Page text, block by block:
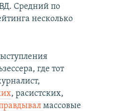
Средний по
несколько
где тот
, расистских,
массовые